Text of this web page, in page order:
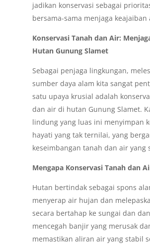
jadikan konservasi sebagai
bersama-sama menjaga keajaiban
Konservasi Tanah dan Air:
Hutan Gunung Slamet
Sebagai penjaga lingkungan,
sumber daya alam kita sangat
satu upaya krusial adalah
dan air di hutan Gunung Slamet.
lindung yang luas ini menyimpan
hayati yang tak ternilai, yang
keseimbangan tanah dan air yang
Mengapa Konservasi Tanah dan
Hutan bertindak sebagai spons
menyerap air hujan dan
secara bertahap ke sungai dan
mencegah banjir yang merusak
memastikan aliran air yang stabil